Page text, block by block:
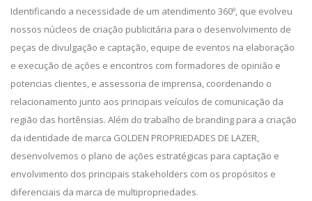
Identificando a necessidade de um atendimento 360º, que evolveu
nossos núcleos de criação publicitária para o desenvolvimento de
peças de divulgação e captação, equipe de eventos na elaboração
e execução de ações e encontros com formadores de opinião e
potencias clientes, e assessoria de imprensa, coordenando o
relacionamento junto aos principais veículos de comunicação da
região das hortênsias. Além do trabalho de branding para a criação
da identidade de marca GOLDEN PROPRIEDADES DE LAZER,
desenvolvemos o plano de ações estratégicas para captação e
envolvimento dos principais stakeholders com os propósitos e
diferenciais da marca de multipropriedades.